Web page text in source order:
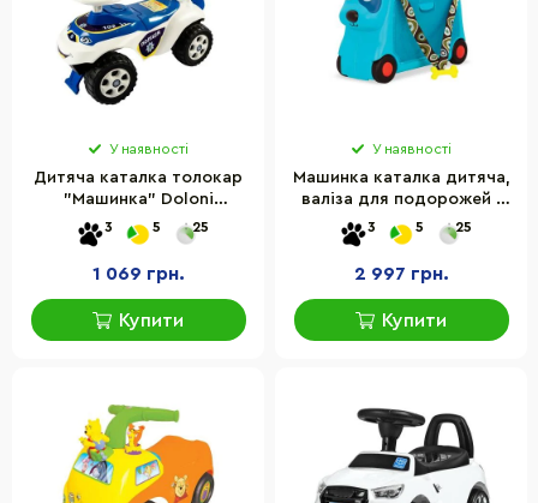
У наявності
Дитяча каталка толокар
"Машинка" Doloni
0142/11UA, музична, до 35
кг
3 5 25
1 069 грн.
Купити
У наявності
Машинка каталка дитяча,
валіза для подорожей -
ПЕСИК-ТУРИСТ
3 5 25
2 997 грн.
Купити